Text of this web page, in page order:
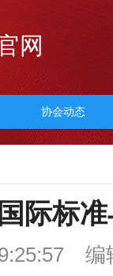
网
协会动态
际标
编